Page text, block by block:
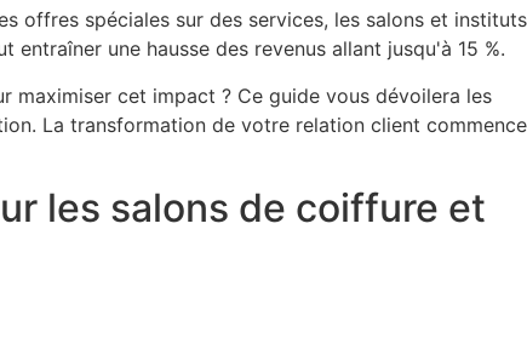
offres spéciales sur des services, les salons et instituts
une hausse des revenus allant jusqu'à 15 %.
cet impact ? Ce guide vous dévoilera les
La transformation de votre relation client commence
les salons de coiffure et